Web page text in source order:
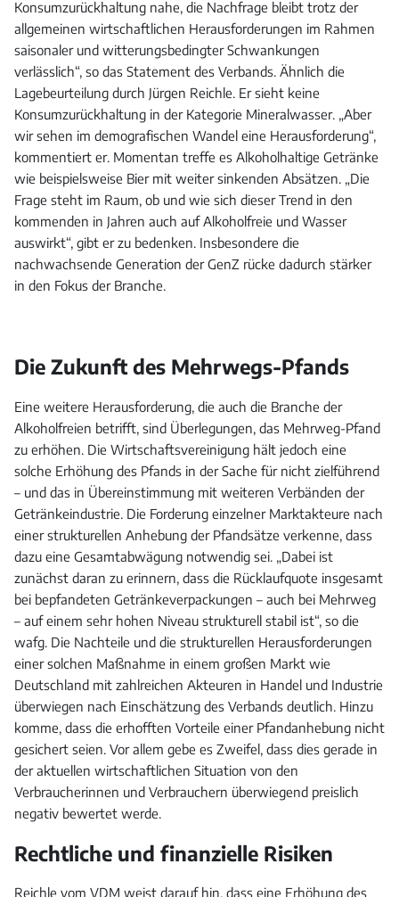
Konsumzurückhaltung nahe, die Nachfrage bleibt trotz der
allgemeinen wirtschaftlichen Herausforderungen im Rahmen
saisonaler und witterungsbedingter Schwankungen
verlässlich“, so das Statement des Verbands. Ähnlich die
Lagebeurteilung durch Jürgen Reichle. Er sieht keine
Konsumzurückhaltung in der Kategorie Mineralwasser. „Aber
wir sehen im demografischen Wandel eine Herausforderung“,
kommentiert er. Momentan treffe es Alkoholhaltige Getränke
wie beispielsweise Bier mit weiter sinkenden Absätzen. „Die
Frage steht im Raum, ob und wie sich dieser Trend in den
kommenden in Jahren auch auf Alkoholfreie und Wasser
auswirkt“, gibt er zu bedenken. Insbesondere die
nachwachsende Generation der GenZ rücke dadurch stärker
in den Fokus der Branche.
Die Zukunft des Mehrwegs-Pfands
Eine weitere Herausforderung, die auch die Branche der
Alkoholfreien betrifft, sind Überlegungen, das Mehrweg-Pfand
zu erhöhen. Die Wirtschaftsvereinigung hält jedoch eine
solche Erhöhung des Pfands in der Sache für nicht zielführend
– und das in Übereinstimmung mit weiteren Verbänden der
Getränkeindustrie. Die Forderung einzelner Marktakteure nach
einer strukturellen Anhebung der Pfandsätze verkenne, dass
dazu eine Gesamtabwägung notwendig sei. „Dabei ist
zunächst daran zu erinnern, dass die Rücklaufquote insgesamt
bei bepfandeten Getränkeverpackungen – auch bei Mehrweg
– auf einem sehr hohen Niveau strukturell stabil ist“, so die
wafg. Die Nachteile und die strukturellen Herausforderungen
einer solchen Maßnahme in einem großen Markt wie
Deutschland mit zahlreichen Akteuren in Handel und Industrie
überwiegen nach Einschätzung des Verbands deutlich. Hinzu
komme, dass die erhofften Vorteile einer Pfandanhebung nicht
gesichert seien. Vor allem gebe es Zweifel, dass dies gerade in
der aktuellen wirtschaftlichen Situation von den
Verbraucherinnen und Verbrauchern überwiegend preislich
negativ bewertet werde.
Rechtliche und finanzielle Risiken
Reichle vom VDM weist darauf hin, dass eine Erhöhung des